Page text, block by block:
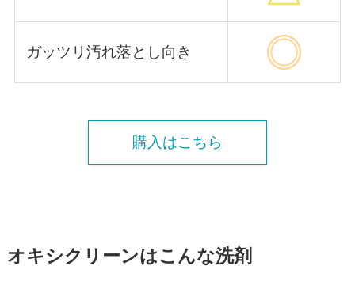
ガッツリ汚れ落とし向き
購入はこちら
オキシクリーンはこんな洗剤